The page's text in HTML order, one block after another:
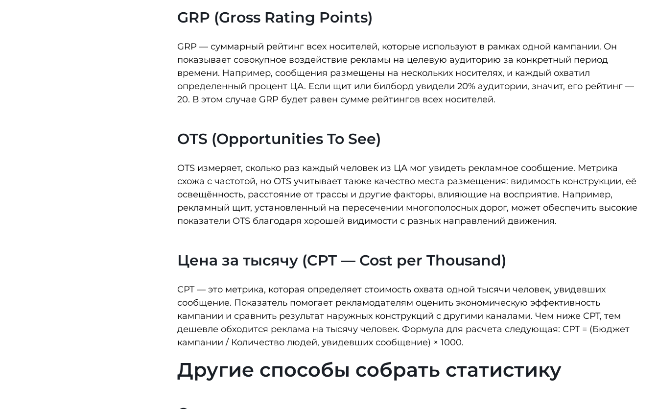
GRP (Gross Rating Points)
GRP — суммарный рейтинг всех носителей, которые используют в рамках одной кампании. Он
показывает совокупное воздействие рекламы на целевую аудиторию за конкретный период
времени. Например, сообщения размещены на нескольких носителях, и каждый охватил
определенный процент ЦА. Если щит или билборд увидели 20% аудитории, значит, его рейтинг —
20. В этом случае GRP будет равен сумме рейтингов всех носителей.
OTS (Opportunities To See)
OTS измеряет, сколько раз каждый человек из ЦА мог увидеть рекламное сообщение. Метрика
схожа с частотой, но OTS учитывает также качество места размещения: видимость конструкции, её
освещённость, расстояние от трассы и другие факторы, влияющие на восприятие. Например,
рекламный щит, установленный на пересечении многополосных дорог, может обеспечить высокие
показатели OTS благодаря хорошей видимости с разных направлений движения.
Цена за тысячу (CPT — Cost per Thousand)
CPT — это метрика, которая определяет стоимость охвата одной тысячи человек, увидевших
сообщение. Показатель помогает рекламодателям оценить экономическую эффективность
кампании и сравнить результат наружных конструкций с другими каналами. Чем ниже CPT, тем
дешевле обходится реклама на тысячу человек. Формула для расчета следующая: CPT = (Бюджет
кампании / Количество людей, увидевших сообщение) × 1000.
Другие способы собрать статистику